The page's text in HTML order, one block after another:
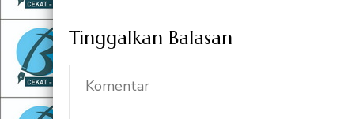
Tinggalkan Balasan